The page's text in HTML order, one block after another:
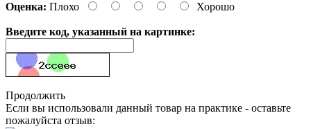
Оценка: Плохо Хорошо
Введите код, указанный на картинке:
Продолжить
Если вы использовали данный товар на практике - оставьте
пожалуйста отзыв: